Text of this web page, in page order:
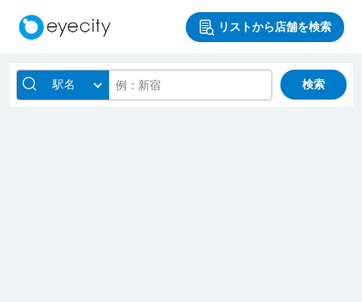
リストから店舗を検索
駅名 検索